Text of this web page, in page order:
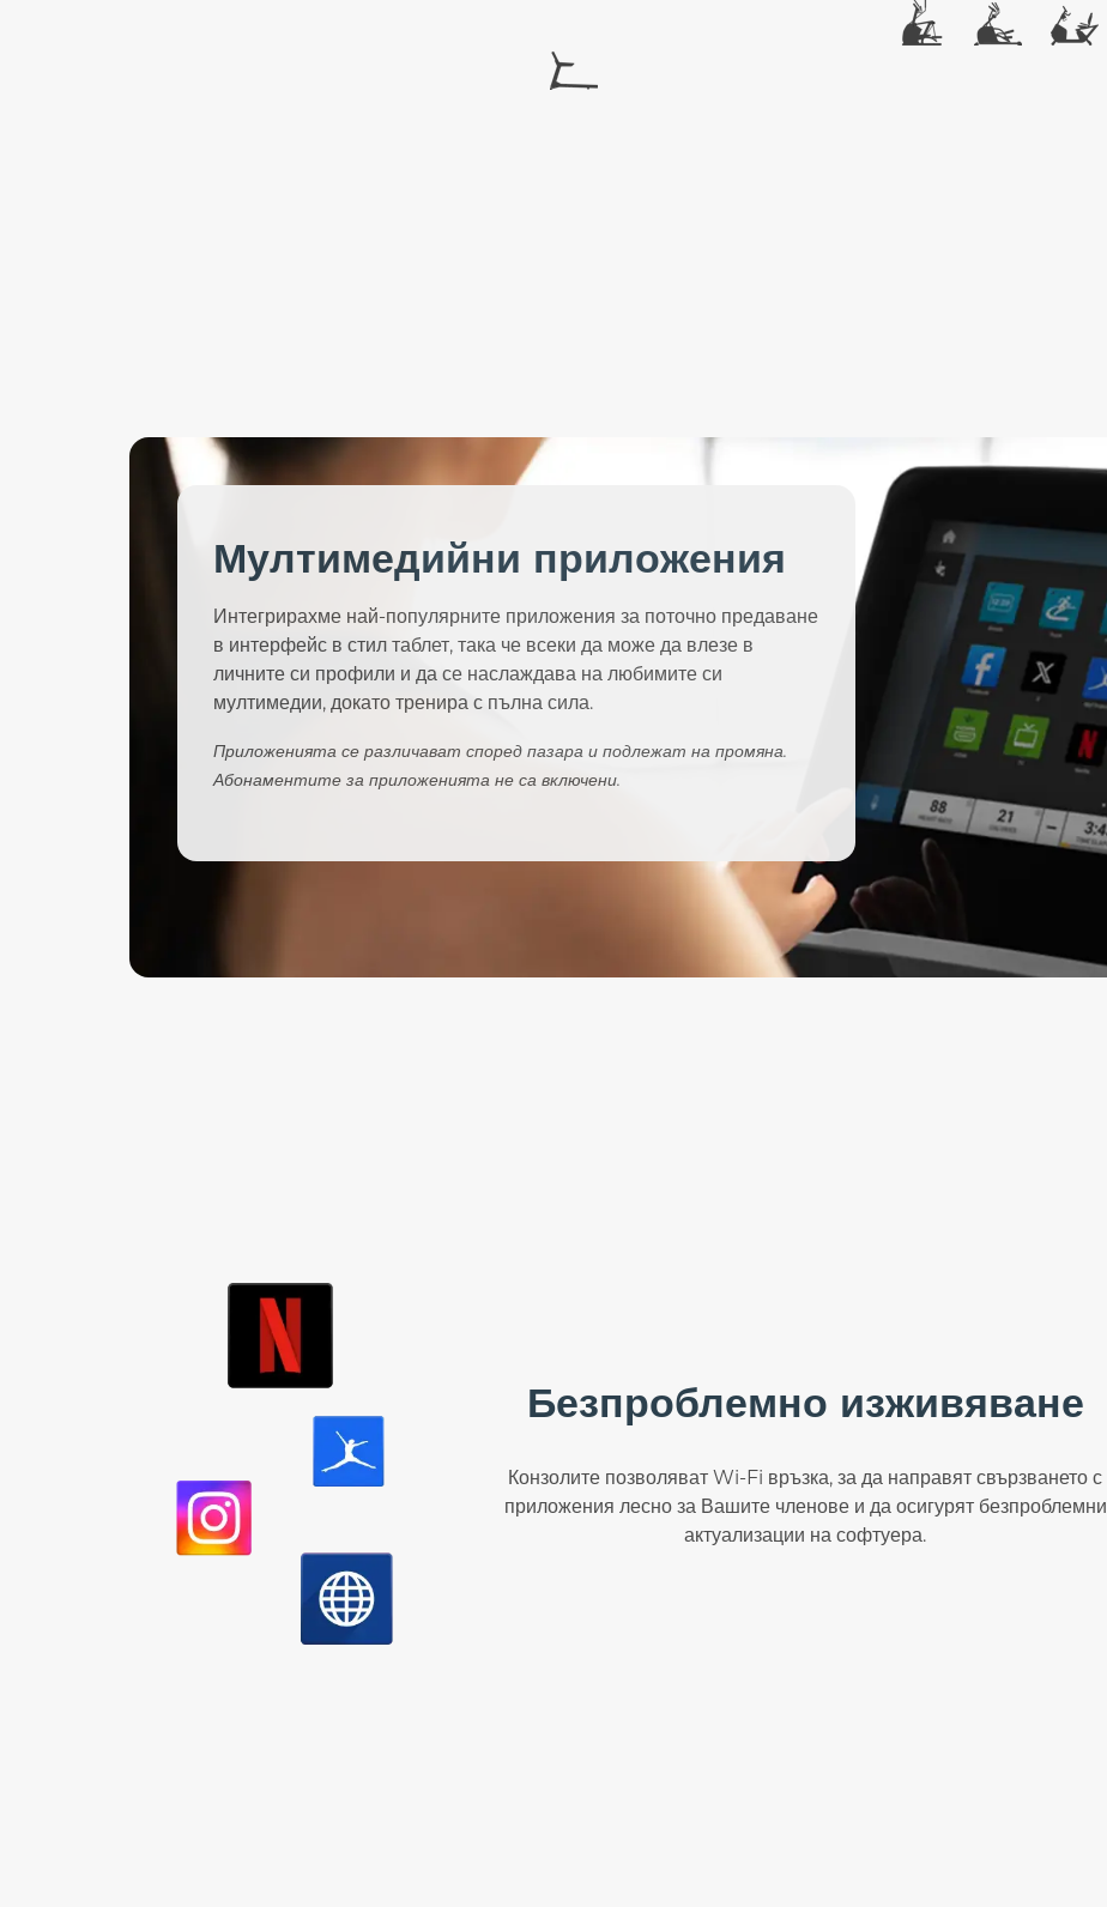
Мултимедийни приложения
Интегрирахме най-популярните приложения за поточно предаване
в интерфейс в стил таблет, така че всеки да може да влезе в
личните си профили и да се наслаждава на любимите си
мултимедии, докато тренира с пълна сила.
Приложенията се различават според пазара и подлежат на промяна.
Абонаментите за приложенията не са включени.
Безпроблемно изживяване
Конзолите позволяват Wi-Fi връзка, за да направят свързването с
приложения лесно за Вашите членове и да осигурят безпроблемни
актуализации на софтуера.